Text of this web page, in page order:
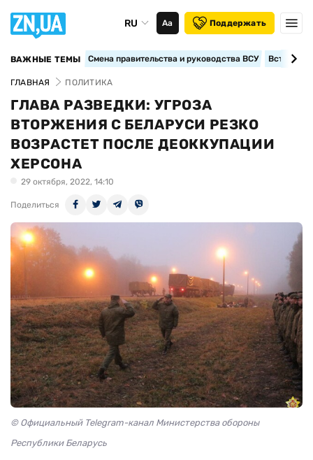
RU Аа Поддержать
ВАЖНЫЕ ТЕМЫ Смена правительства и руководства ВСУ
ГЛАВНАЯ ПОЛИТИКА
ГЛАВА РАЗВЕДКИ: УГРОЗА
ВТОРЖЕНИЯ С БЕЛАРУСИ РЕЗКО
ВОЗРАСТЕТ ПОСЛЕ ДЕОККУПАЦИИ
ХЕРСОНА
29 октября, 2022, 14:10
Поделиться
© Официальный Telegram-канал Министерства обороны
Республики Беларусь